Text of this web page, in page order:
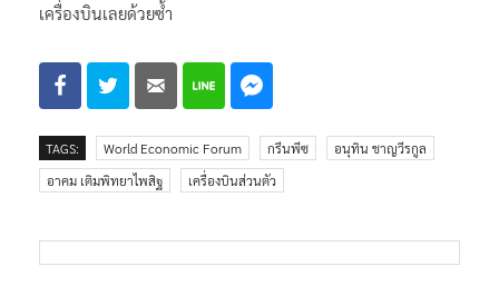
เครื่องบินเลยด้วยซ้ำ
TAGS: World Economic Forum กรีนพีซ
อนุทิน ชาญวีรกูล
อาคม เติมพิทยาไพสิฐ
เครื่องบินส่วนตัว